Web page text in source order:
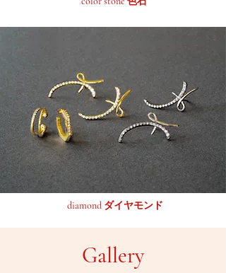
diamond ダイヤモンド
Gallery